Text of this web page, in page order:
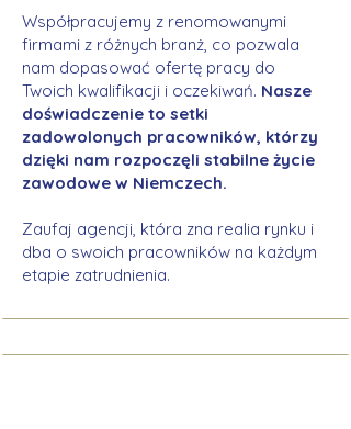
Współpracujemy z renomowanymi
firmami z różnych branż, co pozwala
nam dopasować ofertę pracy do
Twoich kwalifikacji i oczekiwań. Nasze
doświadczenie to setki
zadowolonych pracowników, którzy
dzięki nam rozpoczęli stabilne życie
zawodowe w Niemczech.
Zaufaj agencji, która zna realia rynku i
dba o swoich pracowników na każdym
etapie zatrudnienia.